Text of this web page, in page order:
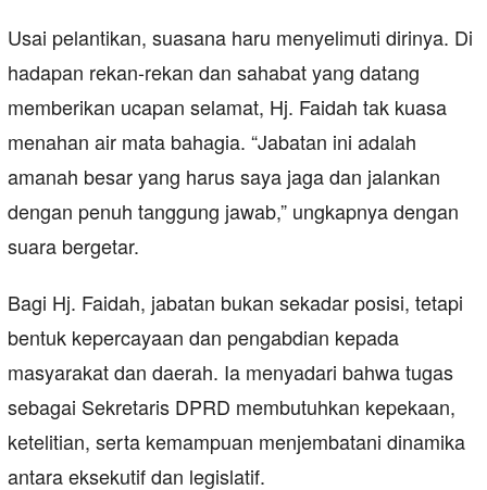
Usai pelantikan, suasana haru menyelimuti dirinya. Di
hadapan rekan-rekan dan sahabat yang datang
memberikan ucapan selamat, Hj. Faidah tak kuasa
menahan air mata bahagia. “Jabatan ini adalah
amanah besar yang harus saya jaga dan jalankan
dengan penuh tanggung jawab,” ungkapnya dengan
suara bergetar.
Bagi Hj. Faidah, jabatan bukan sekadar posisi, tetapi
bentuk kepercayaan dan pengabdian kepada
masyarakat dan daerah. Ia menyadari bahwa tugas
sebagai Sekretaris DPRD membutuhkan kepekaan,
ketelitian, serta kemampuan menjembatani dinamika
antara eksekutif dan legislatif.